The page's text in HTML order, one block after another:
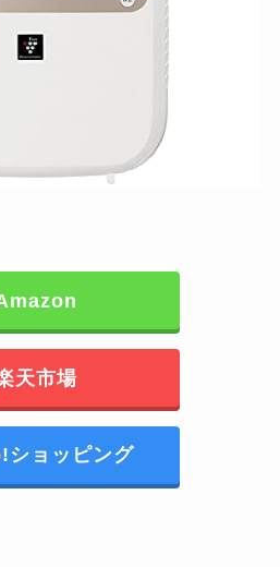
天市場
ショッピング